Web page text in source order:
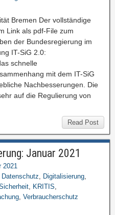
Bremen Der vollständige
Link als pdf-File zum
der Bundesregierung im
IT-SiG 2.0:
schnelle
mit dem IT-SiG
Nachbesserungen. Die
auf die Regulierung von
Read Post
Januar 2021
2021
Datenschutz, Digitalisierung,
, KRITIS,
, Verbraucherschutz